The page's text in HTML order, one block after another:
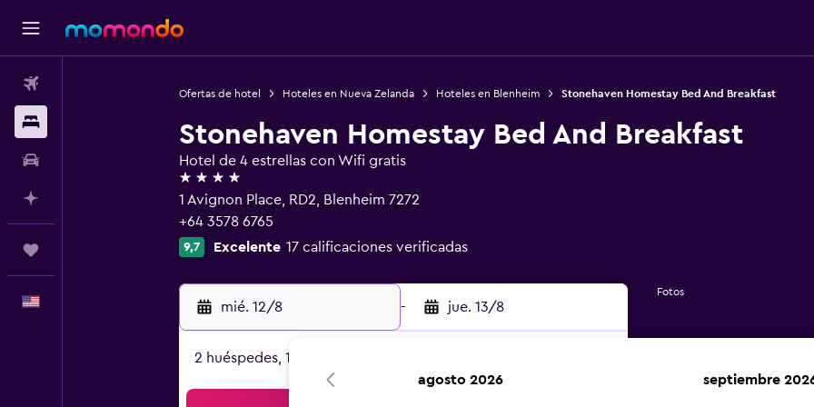
Ofertas de hotel Hoteles en Nueva Zelanda Hoteles en Blenheim Stonehaven Homestay Bed And Breakfast
Stonehaven Homestay Bed And Breakfast
Hotel de 4 estrellas con Wifi gratis
4 estrellas
1 Avignon Place, RD2, Blenheim 7272
+64 3578 6765
9,7 Excelente 17 calificaciones verificadas
mié. 12/8 - jue. 13/8
2 huéspedes, 1 habitación
Fotos
agosto 2026 septiembre